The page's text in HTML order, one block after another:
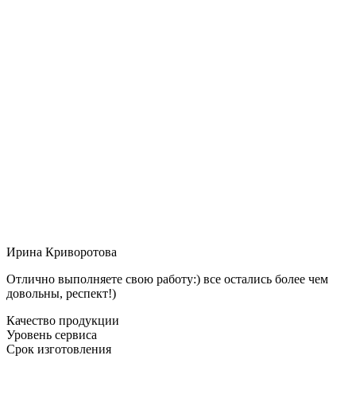
Ирина Криворотова
Отлично выполняете свою работу:) все остались более чем
довольны, респект!)
Качество продукции
Уровень сервиса
Срок изготовления